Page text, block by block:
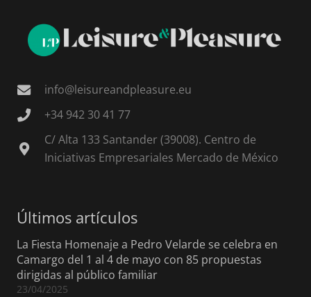
info@leisureandpleasure.eu
+34 942 30 41 77
C/ Alta 133 Santander (39008). Centro de
Iniciativas Empresariales Mercado de México
Últimos artículos
La Fiesta Homenaje a Pedro Velarde se celebra en
Camargo del 1 al 4 de mayo con 85 propuestas
dirigidas al público familiar
23/04/2025